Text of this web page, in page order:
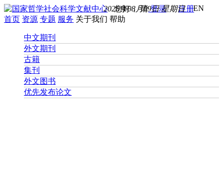
您好， 请登录 注册EN
2026年08月09日 星期日
首页 资源 专题 服务 关于我们 帮助
中文期刊
外文期刊
古籍
集刊
外文图书
优先发布论文